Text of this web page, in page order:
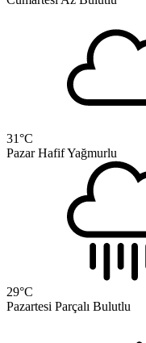
31°C
Pazar Hafif Yağmurlu
29°C
Pazartesi Parçalı Bulutlu